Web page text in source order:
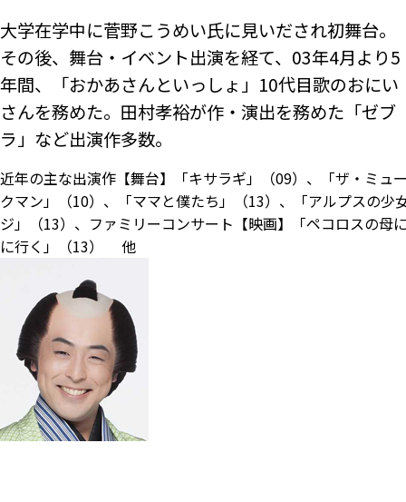
大学在学中に菅野こうめい氏に見いだされ初舞台。
その後、舞台・イベント出演を経て、03年4月より5
年間、「おかあさんといっしょ」10代目歌のおにい
さんを務めた。田村孝裕が作・演出を務めた「ゼブ
ラ」など出演作多数。
近年の主な出演作【舞台】「キサラギ」（09）、「ザ・ミュ
クマン」（10）、「ママと僕たち」（13）、「アルプスの少
ジ」（13）、ファミリーコンサート【映画】「ペコロスの母
に行く」（13） 他